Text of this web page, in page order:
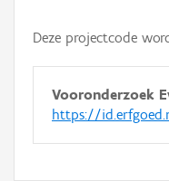
Deze projectcode
Vooronderzoek
https://